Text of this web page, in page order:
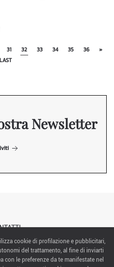
31 32 33 34 35 36
»
LAST
Newsletter
US
cookie di profilazione e pubblicitari,
del trattamento, al fine di inviarti
le preferenze da te manifestate nel